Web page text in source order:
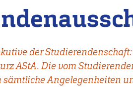
der
AStA. Die vom
Angelegenheiten